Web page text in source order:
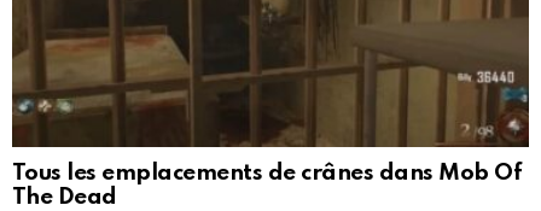
Tous les emplacements de crânes dans Mob Of
The Dead